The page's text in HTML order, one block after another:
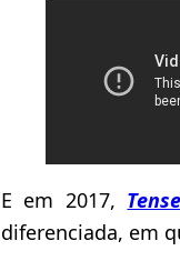
E em 2017,
diferenciada, em